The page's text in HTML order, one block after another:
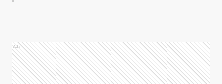
Ads